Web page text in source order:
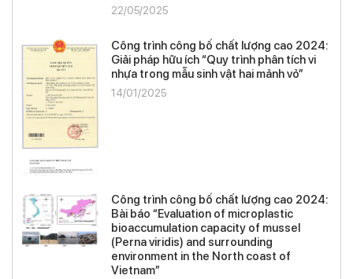
22/05/2025
Công trình công bố chất lượng cao 2024:
Giải pháp hữu ích “Quy trình phân tích vi
nhựa trong mẫu sinh vật hai mảnh vỏ”
14/01/2025
Công trình công bố chất lượng cao 2024:
Bài báo “Evaluation of microplastic
bioaccumulation capacity of mussel
(Perna viridis) and surrounding
environment in the North coast of
Vietnam”